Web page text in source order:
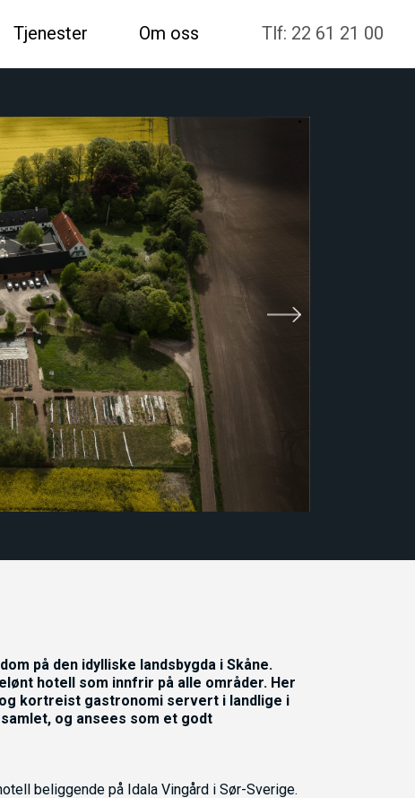
Tjenester Om oss Tlf: 22 61 21 00
på den idylliske landsbygda i Skåne.
hotell som innfrir på alle områder. Her
kortreist gastronomi servert i landlige i
og ansees som et godt
beliggende på Idala Vingård i Sør-Sverige.